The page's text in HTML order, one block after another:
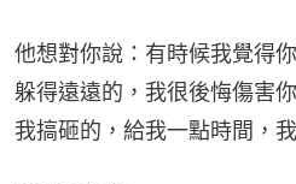
他想對你說：有時候我覺得
躲得遠遠的，我很後悔傷害
我搞砸的，給我一點時間，